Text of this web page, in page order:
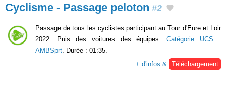
Cyclisme - Passage peloton #2
Passage de tous les cyclistes participant au Tour d'Eure et Loir
2022. Puis des voitures des équipes.Catégorie UCS :
AMBSprt . Durée : 01:35.
+ d'infos &
Téléchargement